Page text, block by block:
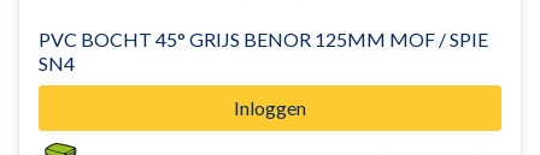
PVC BOCHT 45° GRIJS BENOR 125MM MOF / SPIE
SN4
Inloggen